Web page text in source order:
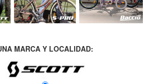
MARCA Y LOCALIDAD: